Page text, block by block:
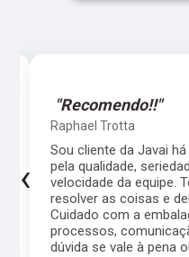
"Recomendo!!"
Raphael Trotta
Sou cliente da Javai
pela qualidade,
velocidade da equipe.
resolver as coisas e
Cuidado com a
processos,
dúvida se vale à pena
‹